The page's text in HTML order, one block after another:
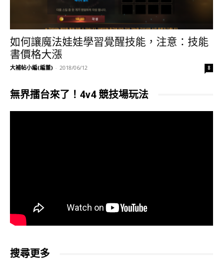
如何讓魔法娃娃學習覺醒技能，注意：技能
書價格大漲
大補帖小編(編董) - 2018/06/12 8
無界擂台來了！4v4 競技場玩法
搜尋更多